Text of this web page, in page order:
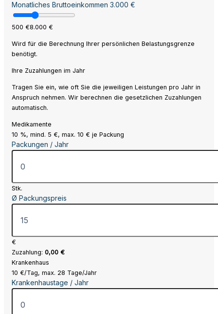
Monatliches Bruttoeinkommen 3.000 €
500 €8.000 €
Wird für die Berechnung Ihrer persönlichen Belastungsgrenze
benötigt.
Ihre Zuzahlungen im Jahr
Tragen Sie ein, wie oft Sie die jeweiligen Leistungen pro Jahr in
Anspruch nehmen. Wir berechnen die gesetzlichen Zuzahlungen
automatisch.
Medikamente
10 %, mind. 5 €, max. 10 € je Packung
Packungen / Jahr
Stk.
Ø Packungspreis
€
Zuzahlung: 0,00 €
Krankenhaus
10 €/Tag, max. 28 Tage/Jahr
Krankenhaustage / Jahr